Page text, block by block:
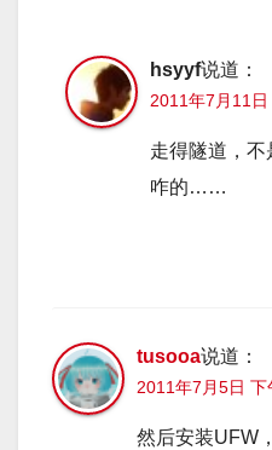
hsyyf说道：
2011年7月11
走得隧道，
咋的……
tusooa说道：
2011年7月5日 下
然后安装UFW